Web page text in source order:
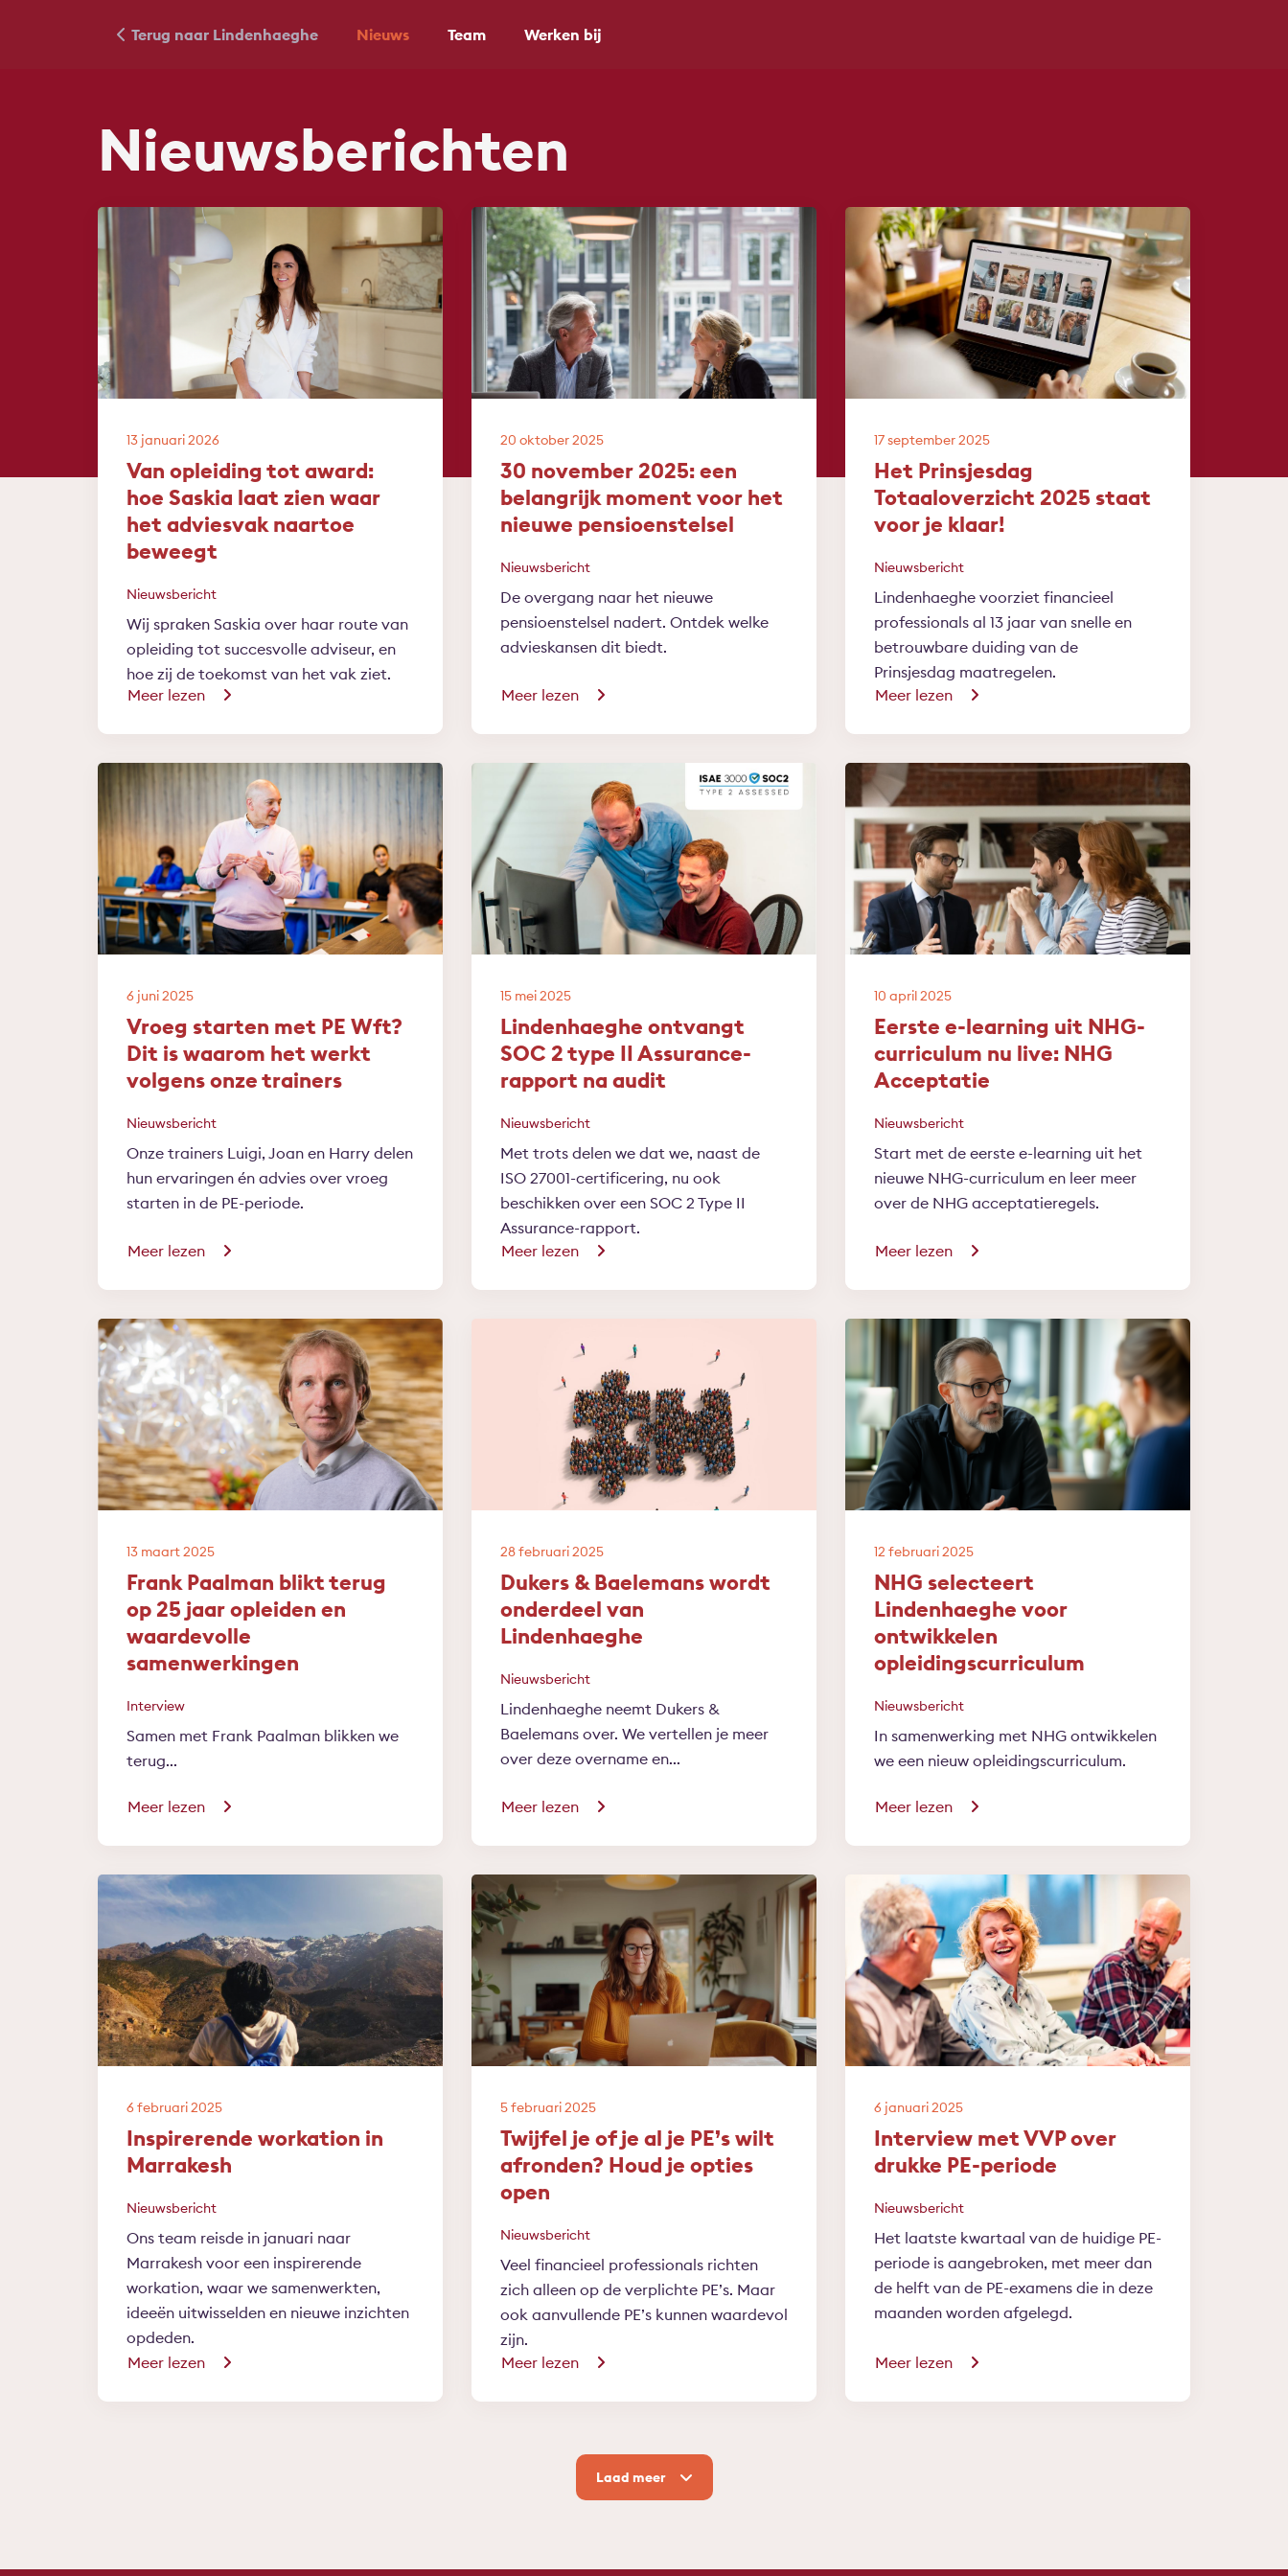
Terug naar Lindenhaeghe Nieuws Team Werken bij
Nieuws­berichten
13 januari 2026
Van opleiding tot award:
hoe Saskia laat zien waar
het adviesvak naartoe
beweegt
Nieuwsbericht
Wij spraken Saskia over haar route van
opleiding tot succesvolle adviseur, en
hoe zij de toekomst van het vak ziet.
Meer lezen
20 oktober 2025
30 november 2025: een
belangrijk moment voor het
nieuwe pensioenstelsel
Nieuwsbericht
De overgang naar het nieuwe
pensioenstelsel nadert. Ontdek welke
advieskansen dit biedt.
Meer lezen
17 september 2025
Het Prinsjesdag
Totaaloverzicht 2025 staat
voor je klaar!
Nieuwsbericht
Lindenhaeghe voorziet financieel
professionals al 13 jaar van snelle en
betrouwbare duiding van de
Prinsjesdag maatregelen.
Meer lezen
6 juni 2025
Vroeg starten met PE Wft?
Dit is waarom het werkt
volgens onze trainers
Nieuwsbericht
Onze trainers Luigi, Joan en Harry delen
hun ervaringen én advies over vroeg
starten in de PE-periode.
Meer lezen
15 mei 2025
Lindenhaeghe ontvangt
SOC 2 type II Assurance-
rapport na audit
Nieuwsbericht
Met trots delen we dat we, naast de
ISO 27001-certificering, nu ook
beschikken over een SOC 2 Type II
Assurance-rapport.
Meer lezen
10 april 2025
Eerste e-learning uit NHG-
curriculum nu live: NHG
Acceptatie
Nieuwsbericht
Start met de eerste e-learning uit het
nieuwe NHG-curriculum en leer meer
over de NHG acceptatieregels.
Meer lezen
13 maart 2025
Frank Paalman blikt terug
op 25 jaar opleiden en
waardevolle
samenwerkingen
Interview
Samen met Frank Paalman blikken we
terug...
Meer lezen
28 februari 2025
Dukers & Baelemans wordt
onderdeel van
Lindenhaeghe
Nieuwsbericht
Lindenhaeghe neemt Dukers &
Baelemans over. We vertellen je meer
over deze overname en...
Meer lezen
12 februari 2025
NHG selecteert
Lindenhaeghe voor
ontwikkelen
opleidingscurriculum
Nieuwsbericht
In samenwerking met NHG ontwikkelen
we een nieuw opleidingscurriculum.
Meer lezen
6 februari 2025
Inspirerende workation in
Marrakesh
Nieuwsbericht
Ons team reisde in januari naar
Marrakesh voor een inspirerende
workation, waar we samenwerkten,
ideeën uitwisselden en nieuwe inzichten
opdeden.
Meer lezen
5 februari 2025
Twijfel je of je al je PE’s wilt
afronden? Houd je opties
open
Nieuwsbericht
Veel financieel professionals richten
zich alleen op de verplichte PE’s. Maar
ook aanvullende PE’s kunnen waardevol
zijn.
Meer lezen
6 januari 2025
Interview met VVP over
drukke PE-periode
Nieuwsbericht
Het laatste kwartaal van de huidige PE-
periode is aangebroken, met meer dan
de helft van de PE-examens die in deze
maanden worden afgelegd.
Meer lezen
Laad meer